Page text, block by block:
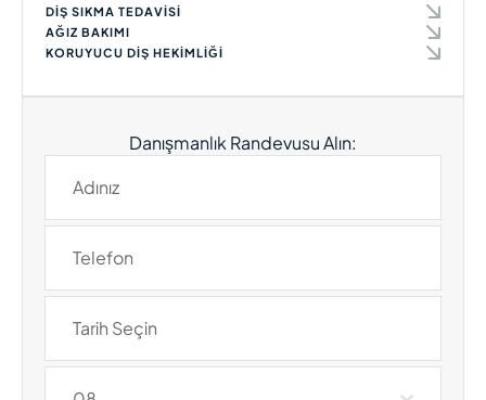
DIŞ SIKMA TEDAVISI
AĞIZ BAKIMI
KORUYUCU DIŞ HEKIMLIĞI
Danışmanlık Randevusu Alın: